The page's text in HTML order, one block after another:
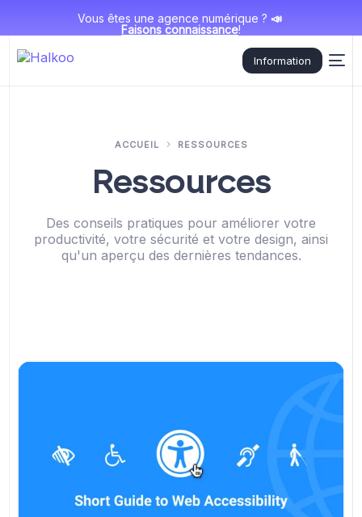
Vous êtes une agence numérique ? 📣
Faisons connaissance!
Information
ACCUEIL RESSOURCES
Ressources
Des conseils pratiques pour améliorer votre
productivité, votre sécurité et votre design, ainsi
qu'un aperçu des dernières tendances.